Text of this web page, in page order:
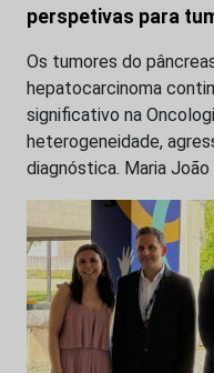
perspetivas para
Os tumores do
hepatocarcinoma
significativo na
heterogeneidade,
diagnóstica. Maria